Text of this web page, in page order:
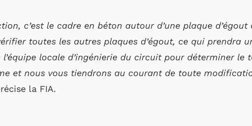
c’est le cadre en béton autour d’une plaque d’égout
toutes les autres plaques d’égout, ce qui prendra
l’équipe locale d’ingénierie du circuit pour déterminer le
et nous vous tiendrons au courant de toute
la FIA.